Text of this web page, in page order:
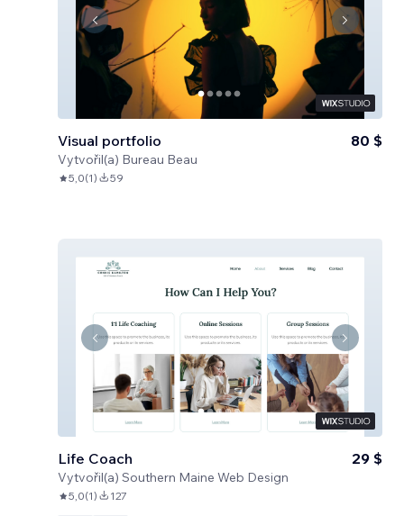
Visual portfolio
Vytvořil(a) Bureau Beau
80 $
5,0(1) 59
Life Coach
Vytvořil(a) Southern Maine Web Design
29 $
5,0(1) 127